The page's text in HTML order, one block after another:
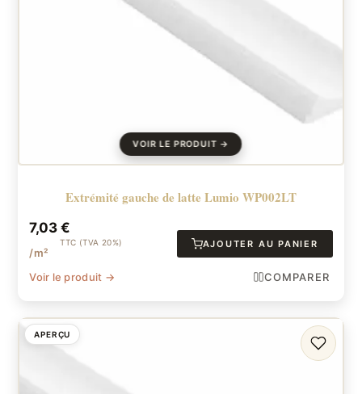
Extrémité gauche de latte Lumio WP002LT
7,03€
TTC (TVA 20%)
/m²
AJOUTER AU PANIER
Voir le produit → COMPARER
APERÇU